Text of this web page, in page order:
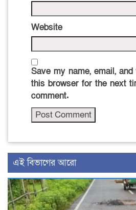
Website
Save my name, email,
this browser for the next
comment.
এই বিভাগের আরো